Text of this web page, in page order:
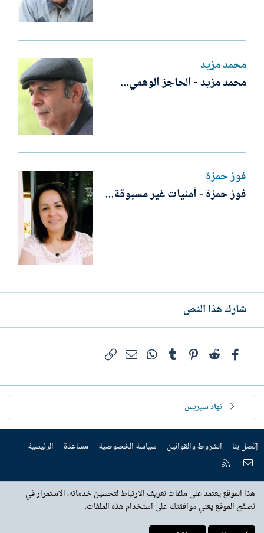
محمد مزيد
محمد مزيد - الحاجز الوهمي...
فوز حمزة
فوز حمزة - أمنيات غير مسبوقة...
شارك هذا النص
فيسبوكReddit
Pinterest
Tumblr
WhatsAppالبريد الإلكتروني
نهاد سيريس
إتصل بنا الشروط والقوانين سياسة الخصوصية مساعدة الرئيسية
إتصل بنا
هذا الموقع يعتمد على ملفات تعريف الارتباط لتحسين خدماته، الاستمرار في
تصفح الموقع يعني موافقتك على استخدام هذه الملفات.